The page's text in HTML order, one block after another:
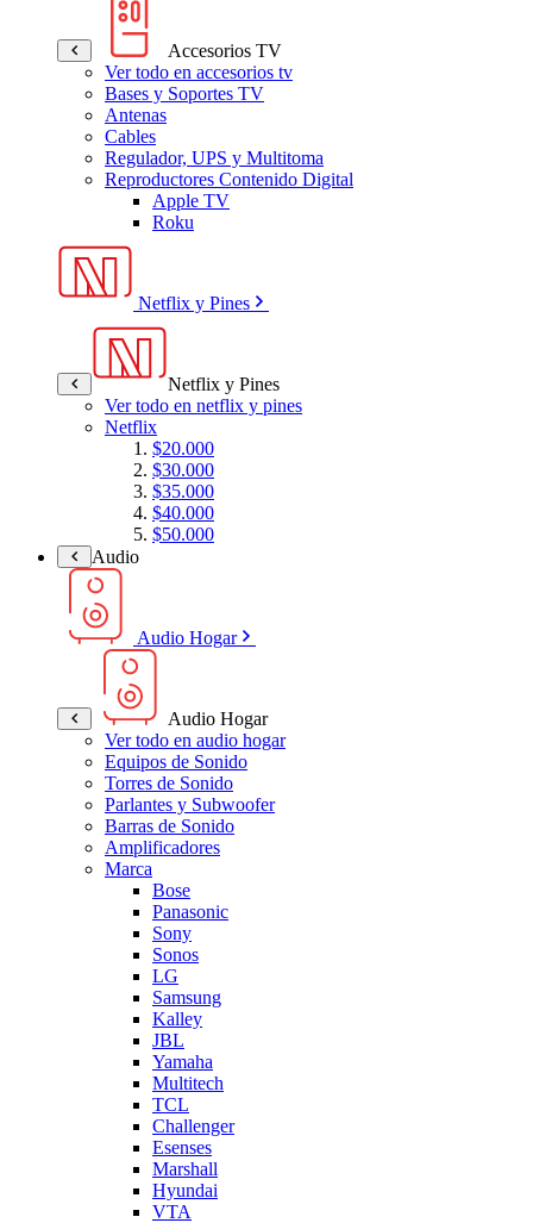
Accesorios TV
Ver todo en accesorios tv
Bases y Soportes TV
Antenas
Cables
Regulador, UPS y Multitoma
Reproductores Contenido Digital
Apple TV
Roku
Netflix y Pines
Netflix y Pines
Ver todo en netflix y pines
Netflix
$20.000
$30.000
$35.000
$40.000
$50.000
Audio
Audio Hogar
Audio Hogar
Ver todo en audio hogar
Equipos de Sonido
Torres de Sonido
Parlantes y Subwoofer
Barras de Sonido
Amplificadores
Marca
Bose
Panasonic
Sony
Sonos
LG
Samsung
Kalley
JBL
Yamaha
Multitech
TCL
Challenger
Esenses
Marshall
Hyundai
VTA